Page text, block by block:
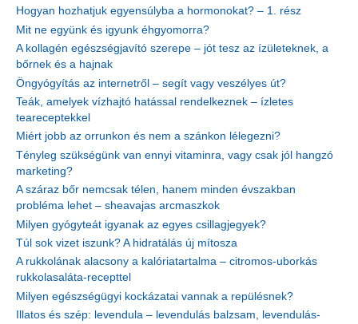
Hogyan hozhatjuk egyensúlyba a hormonokat? – 1. rész
Mit ne együnk és igyunk éhgyomorra?
A kollagén egészségjavító szerepe – jót tesz az ízületeknek, a
bőrnek és a hajnak
Öngyógyítás az internetről – segít vagy veszélyes út?
Teák, amelyek vízhajtó hatással rendelkeznek – ízletes
teareceptekkel
Miért jobb az orrunkon és nem a szánkon lélegezni?
Tényleg szükségünk van ennyi vitaminra, vagy csak jól hangzó
marketing?
A száraz bőr nemcsak télen, hanem minden évszakban
probléma lehet – sheavajas arcmaszkok
Milyen gyógyteát igyanak az egyes csillagjegyek?
Túl sok vizet iszunk? A hidratálás új mítosza
A rukkolának alacsony a kalóriatartalma – citromos-uborkás
rukkolasaláta-recepttel
Milyen egészségügyi kockázatai vannak a repülésnek?
Illatos és szép: levendula – levendulás balzsam, levendulás-